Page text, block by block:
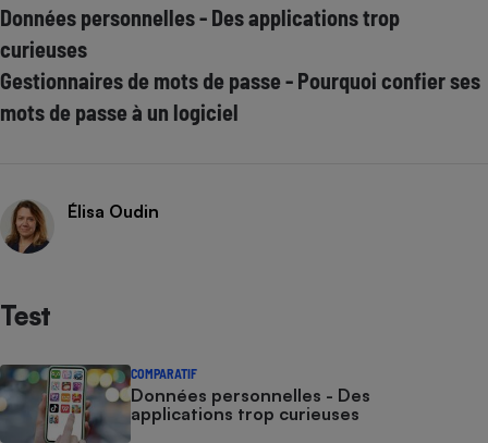
Données personnelles - Des applications trop
curieuses
Gestionnaires de mots de passe - Pourquoi confier ses
mots de passe à un logiciel
Élisa Oudin
Test
COMPARATIF
Données personnelles - Des
applications trop curieuses